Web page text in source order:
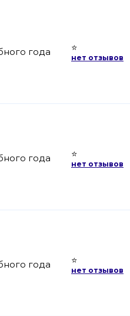
года ⭐
нет отзывов
года ⭐
нет отзывов
года ⭐
нет отзывов